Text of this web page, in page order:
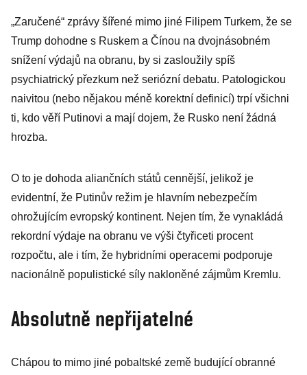
jako nechal na
holičkách Írán
„Zaručené“ zprávy šířené mimo jiné Filipem Turkem, že se
Trump dohodne s Ruskem a Čínou na dvojnásobném
snížení výdajů na obranu, by si zasloužily spíš
psychiatrický přezkum než seriózní debatu. Patologickou
naivitou (nebo nějakou méně korektní definicí) trpí všichni
ti, kdo věří Putinovi a mají dojem, že Rusko není žádná
hrozba.
O to je dohoda aliančních států cennější, jelikož je
evidentní, že Putinův režim je hlavním nebezpečím
ohrožujícím evropský kontinent. Nejen tím, že vynakládá
rekordní výdaje na obranu ve výši čtyřiceti procent
rozpočtu, ale i tím, že hybridními operacemi podporuje
nacionálně populistické síly nakloněné zájmům Kremlu.
Absolutně nepřijatelné
Chápou to mimo jiné pobaltské země budující obranné